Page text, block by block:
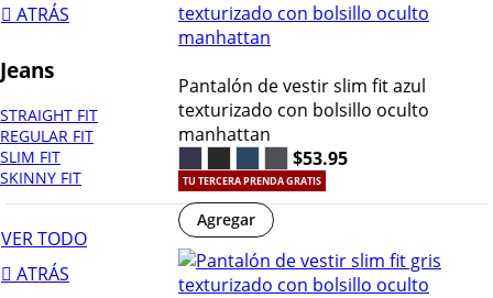
ATRÁS
Jeans
STRAIGHT FIT
REGULAR FIT
SLIM FIT
SKINNY FIT
VER TODO
ATRÁS
Pantalón de vestir slim fit azul
texturizado con bolsillo oculto
manhattan
$53.95
TU TERCERA PRENDA GRATIS
Agregar